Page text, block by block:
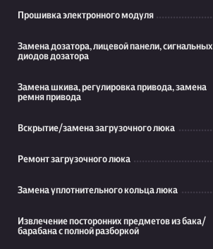
Прошивка электронного модуля
Замена дозатора, лицевой панели, сигнальных
диодов дозатора
Замена шкива, регулировка привода, замена
ремня привода
Вскрытие/замена загрузочного люка
Ремонт загрузочного люка
Замена уплотнительного кольца люка
Извлечение посторонних предметов из бака/
барабана с полной разборкой